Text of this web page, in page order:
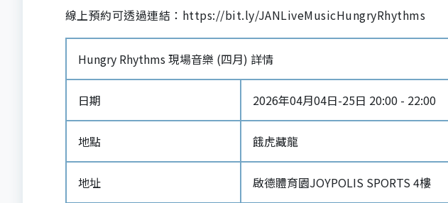
線上預約可透過連結：https://bit.ly/JANLiveMusicHungryRhythms
Hungry Rhythms 現場音樂 (四月) 詳情
日期 2026年04月04日-25日 20:00 - 22:00
地點 餓虎藏龍
地址 啟德體育園JOYPOLIS SPORTS 4樓